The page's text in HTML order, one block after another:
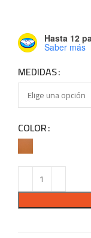
Hasta 12
Saber más
MEDIDAS
COLOR